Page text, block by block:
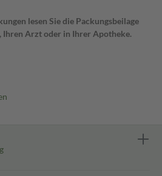
lesen Sie die Packungsbeilage
Ihren Arzt oder in Ihrer Apotheke.